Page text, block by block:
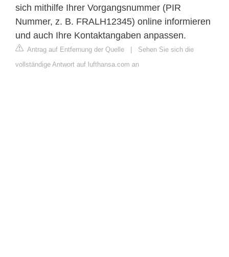
sich mithilfe Ihrer Vorgangsnummer (PIR
Nummer, z. B. FRALH12345) online informieren
und auch Ihre Kontaktangaben anpassen.
Antrag auf Entfernung der Quelle
Sehen Sie sich die
vollständige Antwort auf lufthansa.com an